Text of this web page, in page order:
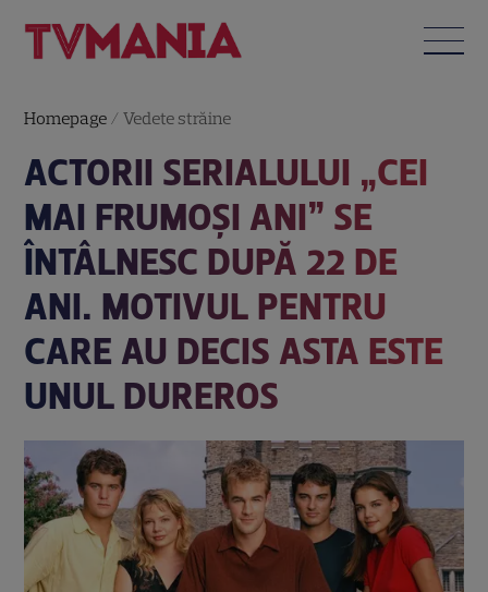
Homepage /Vedete străine
ACTORII SERIALULUI „CEI
MAI FRUMOȘI ANI” SE
ÎNTÂLNESC DUPĂ 22 DE
ANI. MOTIVUL PENTRU
CARE AU DECIS ASTA ESTE
UNUL DUREROS